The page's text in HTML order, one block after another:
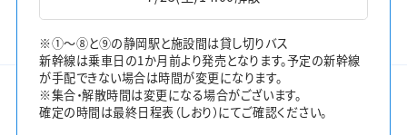
※①～⑧と⑨の静岡駅と施設間は貸し切りバス
新幹線は乗車日の1か月前より発売となります。予定の新幹線
が手配できない場合は時間が変更になります。
※集合・解散時間は変更になる場合がございます。
確定の時間は最終日程表（しおり）にてご確認ください。